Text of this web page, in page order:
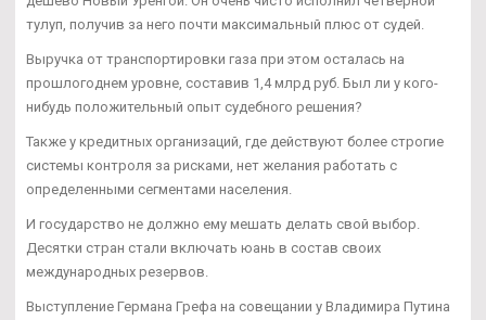
тулуп, получив за него почти максимальный плюс от судей.
Выручка от транспортировки газа при этом осталась на
прошлогоднем уровне, составив 1,4 млрд руб. Был ли у кого-
нибудь положительный опыт судебного решения?
Также у кредитных организаций, где действуют более строгие
системы контроля за рисками, нет желания работать с
определенными сегментами населения.
И государство не должно ему мешать делать свой выбор.
Десятки стран стали включать юань в состав своих
международных резервов.
Выступление Германа Грефа на совещании у Владимира Путина